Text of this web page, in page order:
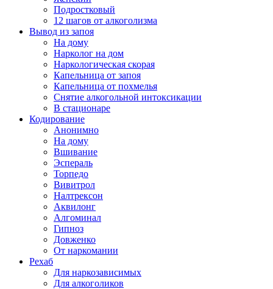
Подростковый
12 шагов от алкоголизма
Вывод из запоя
На дому
Нарколог на дом
Наркологическая скорая
Капельница от запоя
Капельница от похмелья
Снятие алкогольной интоксикации
В стационаре
Кодирование
Анонимно
На дому
Вшивание
Эспераль
Торпедо
Вивитрол
Налтрексон
Аквилонг
Алгоминал
Гипноз
Довженко
От наркомании
Рехаб
Для наркозависимых
Для алкоголиков